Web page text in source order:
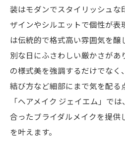
装はモダンでスタイリッシュな
ザインやシルエットで個性が表
は伝統的で格式高い雰囲気を醸
別な日にふさわしい厳かさがあ
の様式美を強調するだけでなく
結び方など細部にまで気を配る
「ヘアメイク ジェイエム」で
合ったブライダルメイクを提供
を叶えます。